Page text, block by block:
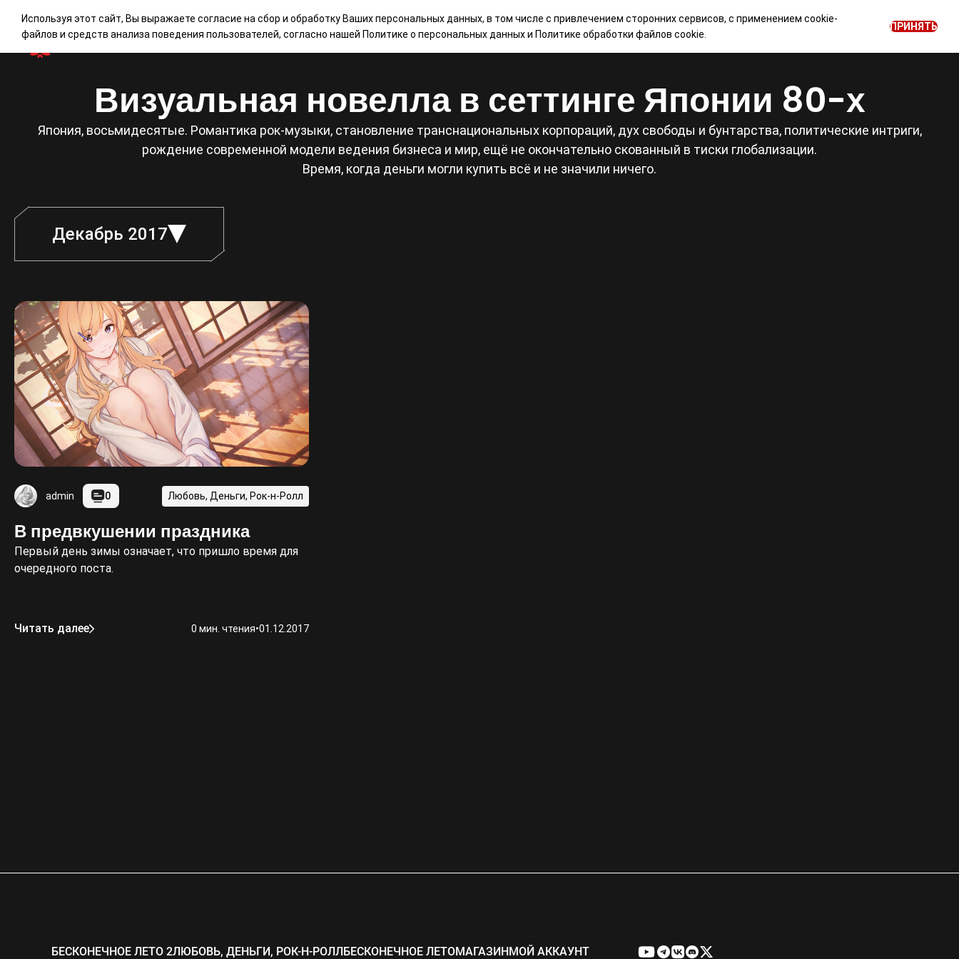
НАШИ ИГРЫ МАГАЗИН КОНТАКТЫ БЛОГ НОВОСТИ
0
Визуальная новелла в сеттинге Японии 80-х
Япония, восьмидесятые. Романтика рок-музыки, становление транснациональных корпораций, дух свободы и бунтарства, политические интриги,
рождение современной модели ведения бизнеса и мир, ещё не окончательно скованный в тиски глобализации.
Время, когда деньги могли купить всё и не значили ничего.
Декабрь 2017
admin 0 Любовь, Деньги, Рок-н-Ролл
В предвкушении праздника
Первый день зимы означает, что пришло время для
очередного поста.
Читать далее 0 мин. чтения•01.12.2017
БЕСКОНЕЧНОЕ ЛЕТО 2ЛЮБОВЬ, ДЕНЬГИ, РОК-Н-РОЛЛ БЕСКОНЕЧНОЕ ЛЕТОМАГАЗИН МОЙ АККАУНТ
Используя этот сайт, Вы выражаете согласие на сбор и обработку Ваших персональных данных, в том числе с привлечением сторонних сервисов, с применением cookie-
файлов и средств анализа поведения пользователей, согласно нашей Политике о персональных данныхи Политике обработки файлов cookie.
ПРИНЯТЬ